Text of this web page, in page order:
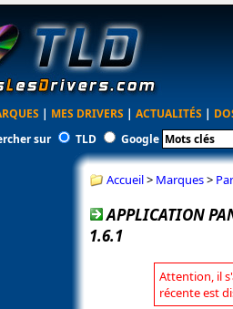
| MES DRIVERS | ACTUALITÉS |
sur
TLD Google
Accueil> Marques>
APPLICATION
1.6.1
Attention, il
récente est